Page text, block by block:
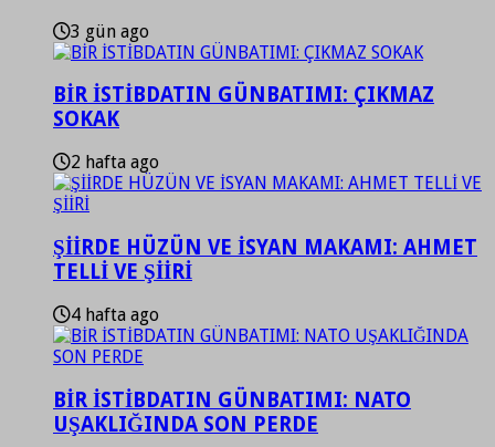
3 gün ago
BİR İSTİBDATIN GÜNBATIMI: ÇIKMAZ
SOKAK
2 hafta ago
ŞİİRDE HÜZÜN VE İSYAN MAKAMI: AHMET
TELLİ VE ŞİİRİ
4 hafta ago
BİR İSTİBDATIN GÜNBATIMI: NATO
UŞAKLIĞINDA SON PERDE